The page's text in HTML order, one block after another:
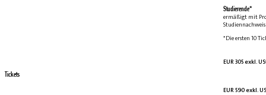
Studierende*
ermäßigt mit
*Die ersten 10
EUR 305 exkl.
EUR 590 exkl.
Tickets